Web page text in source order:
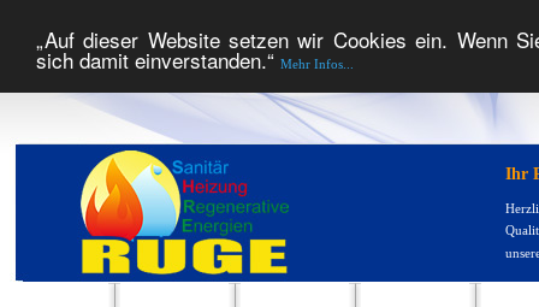
„Auf dieser Website setzen wir Cookies ein. Wenn
sich damit einverstanden.“ Mehr Infos...
Ihr